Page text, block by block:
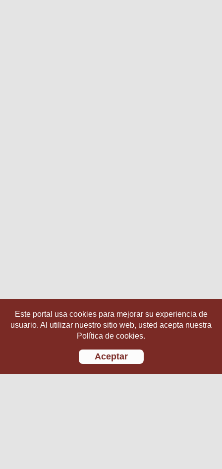
Este portal usa cookies para mejorar su experiencia de
usuario. Al utilizar nuestro sitio web, usted acepta nuestra
Política de cookies.
Aceptar